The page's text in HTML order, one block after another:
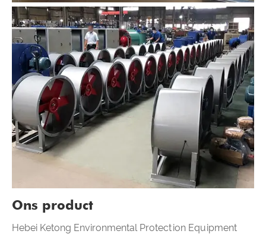
Ons product
Hebei Ketong Environmental Protection Equipment